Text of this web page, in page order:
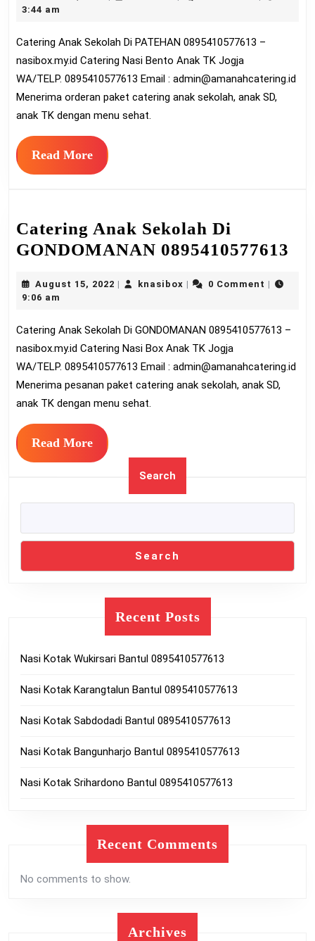
3:44 am
Catering Anak Sekolah Di PATEHAN 0895410577613 –
nasibox.my.id Catering Nasi Bento Anak TK Jogja
WA/TELP. 0895410577613 Email : admin@amanahcatering.id
Menerima orderan paket catering anak sekolah, anak SD,
anak TK dengan menu sehat.
Read MoreRead
More
Catering Anak Sekolah Di
GONDOMANAN 0895410577613
August 15, 2022 Augustknasiboxknasibox0 Comment
9:06 am
Catering Anak Sekolah Di GONDOMANAN 0895410577613 –
nasibox.my.id Catering Nasi Box Anak TK Jogja
WA/TELP. 0895410577613 Email : admin@amanahcatering.id
Menerima pesanan paket catering anak sekolah, anak SD,
anak TK dengan menu sehat.
Read MoreRead
More
Search
Search
Recent Posts
Nasi Kotak Wukirsari Bantul 0895410577613
Nasi Kotak Karangtalun Bantul 0895410577613
Nasi Kotak Sabdodadi Bantul 0895410577613
Nasi Kotak Bangunharjo Bantul 0895410577613
Nasi Kotak Srihardono Bantul 0895410577613
Recent Comments
No comments to show.
Archives